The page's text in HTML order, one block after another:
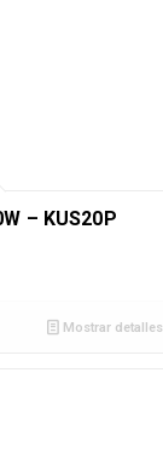
– KUS20P
Mostrar detalles